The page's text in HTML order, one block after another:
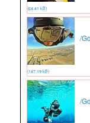
(64.41 kB)
/
(147.19 kB)
/